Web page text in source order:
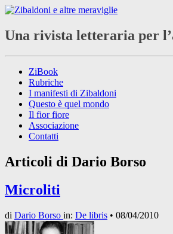
Una rivista letteraria per
ZiBook
Rubriche
I manifesti di Zibaldoni
Questo è quel mondo
Il fior fiore
Associazione
Contatti
Articoli di Dario Borso
Microliti
di Dario Borso in: De libris • 08/04/2010